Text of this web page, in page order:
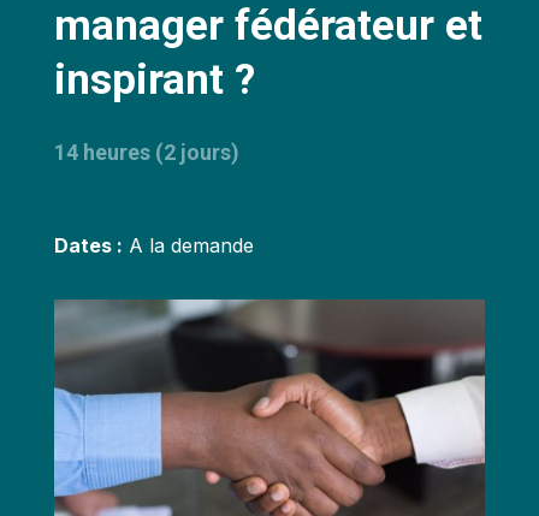
manager fédérateur et
inspirant ?
14 heures (2 jours)
Dates : A la demande